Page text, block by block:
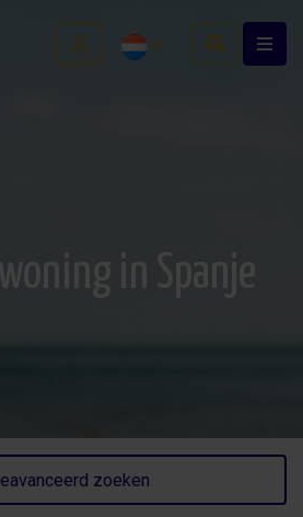
in Spanje
zoeken